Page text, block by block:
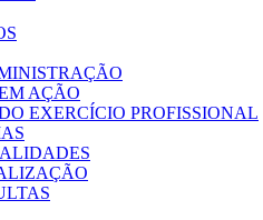
AÇÃO
EXERCÍCIO PROFISSIONAL